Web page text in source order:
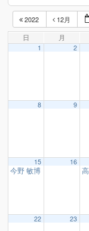
2022 12月
日
月
1 2
8 9
15
今野 敏博 様
16
22 23